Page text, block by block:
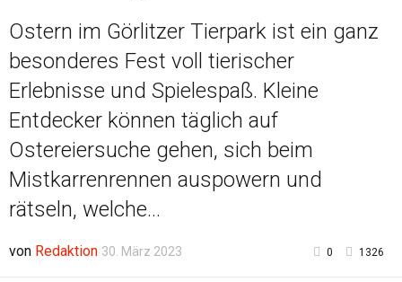
Kolumne
Shop
Ostern im Görlitzer Tierpark ist ein ganz
besonderes Fest voll tierischer
Erlebnisse und Spielespaß. Kleine
Entdecker können täglich auf
Ostereiersuche gehen, sich beim
Mistkarrenrennen auspowern und
rätseln, welche...
von Redaktion 30. März 2023 0 1326